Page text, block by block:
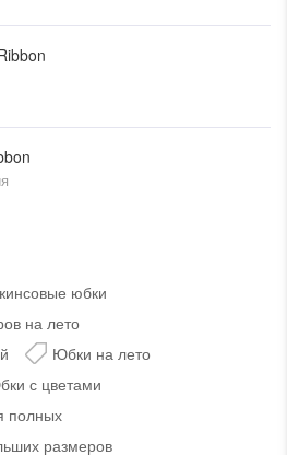
юбки
на лето
Юбки на лето
с цветами
полных
размеров